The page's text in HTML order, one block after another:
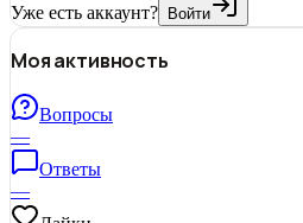
Уже есть аккаунт? Войти
Моя активность
Вопросы
—
Ответы
—